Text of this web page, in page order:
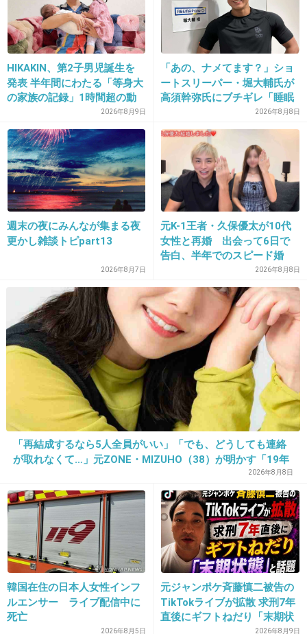
あとキムタクのカローラフィールダーも。
絶対プライベートで乗らないでしょって思う。
+855 -4
28. 匿名2015/02/22(日) 21:50:19
お仕事で綾瀬さんとご一緒したことがあります
が、スキンケアは別のものを使っていると仰っ
ていました。本当に美肌で素敵な方でした。
+969 -53
2015/02/22(日) 21:50:30
プリマヴィスタの石原さとみ
-11
2015/02/22(日) 21:50:31
渡辺謙とか石原ファミリーとか、絶対軽に乗ら
ないよね(笑)
-7
2015/02/22(日) 21:50:50
ミランダがボールド使ってる訳がない
-12
HIKAKIN、第2子男児誕生を
発表 半年間にわたる「等身大
の家族の記録」1時間超の動
画とともに感謝伝える2026年8月9日
「あの、ナメてます？」ショ
ートスリーパー・堀大輔氏が
高須幹弥氏にブチギレ「睡眠
不足の人＝キレやすい」SNS
で物議
2026年8月8日
週末の夜にみんなが集まる夜
更かし雑談トピpart13
2026年8月7日
元K-1王者・久保優太が10代
女性と再婚 出会って6日で
告白、半年でのスピード婚
2026年8月8日
「再結成するなら5人全員がいい」「でも、どうしても連絡
が取れなくて…」元ZONE・MIZUHO（38）が明かす「19年
2026年8月8日
韓国在住の日本人女性インフ
ルエンサー ライブ配信中に
死亡
2026年8月5日
元ジャンポケ斉藤慎二被告の
TikTokライブが拡散 求刑7年
直後にギフトねだり「末期状
2026年8月9日